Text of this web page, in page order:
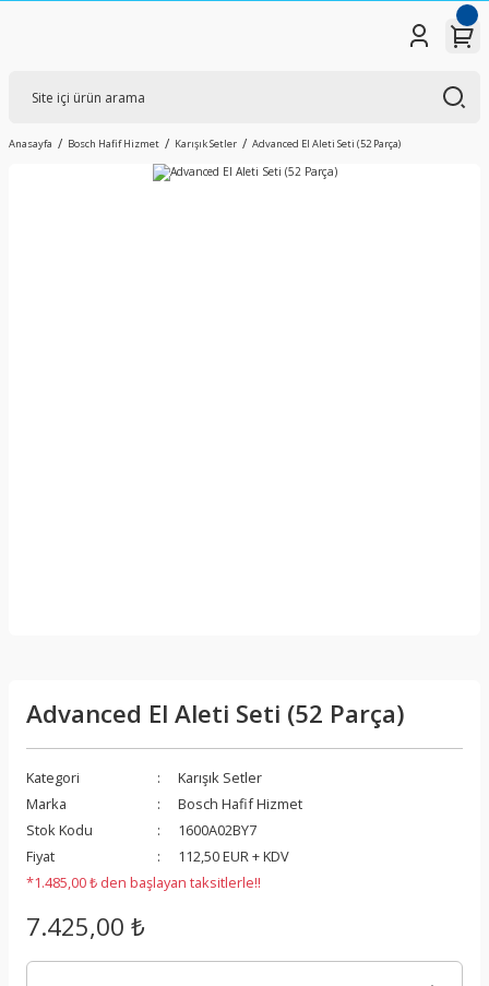
Anasayfa Bosch Hafif Hizmet Karışık Setler Advanced El Aleti Seti (52 Parça)
Advanced El Aleti Seti (52 Parça)
Kategori
Karışık Setler
Marka
Bosch Hafif Hizmet
Stok Kodu
1600A02BY7
Fiyat
112,50 EUR + KDV
*1.485,00 ₺ den başlayan taksitlerle!!
7.425,00 ₺